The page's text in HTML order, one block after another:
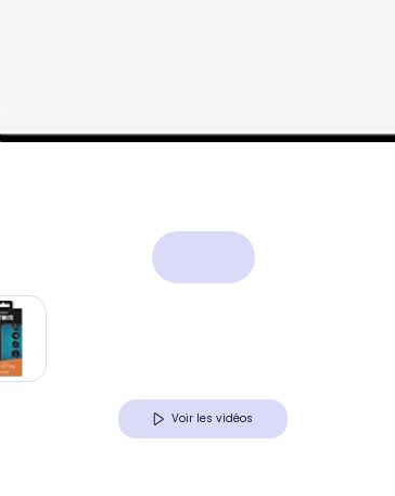
Voir les vidéos